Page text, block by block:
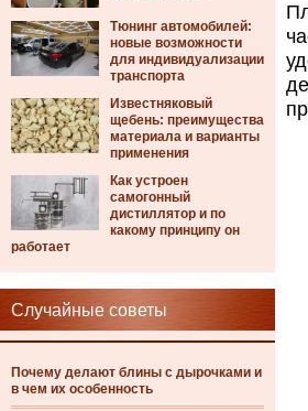
Тюнинг автомобилей:
новые возможности
для индивидуализации
транспорта
Известняковый
щебень: преимущества
материала и варианты
применения
Как устроен
самогонный
дистиллятор и по
какому принципу он
работает
Случайные советы
Почему делают блины с дырочками и
в чем их особенность